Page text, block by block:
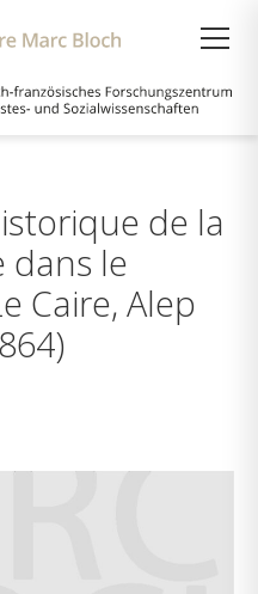
de la
dans le
Caire, Alep